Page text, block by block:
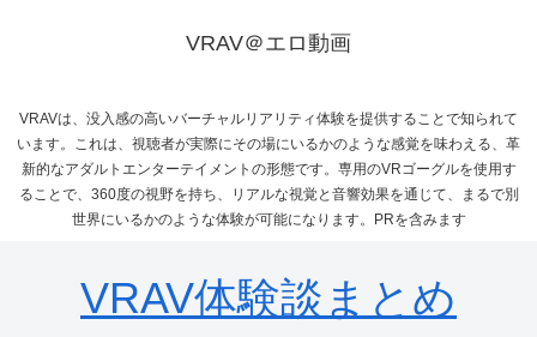
VRAV＠エロ動画
VRAVは、没入感の高いバーチャルリアリティ体験を提供することで知られて
います。これは、視聴者が実際にその場にいるかのような感覚を味わえる、革
新的なアダルトエンターテイメントの形態です。専用のVRゴーグルを使用す
ることで、360度の視野を持ち、リアルな視覚と音響効果を通じて、まるで別
世界にいるかのような体験が可能になります。PRを含みます
VRAV体験談まとめ